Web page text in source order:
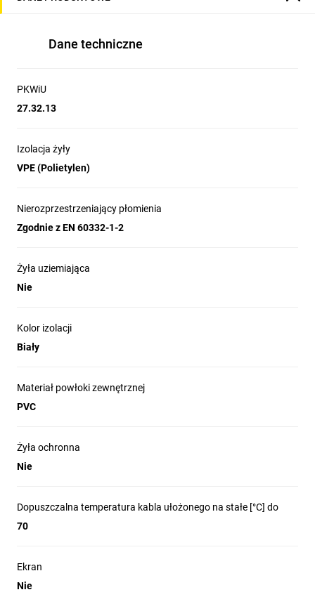
Dane techniczne
PKWiU
27.32.13
Izolacja żyły
VPE (Polietylen)
Nierozprzestrzeniający płomienia
Zgodnie z EN 60332-1-2
Żyła uziemiająca
Nie
Kolor izolacji
Biały
Materiał powłoki zewnętrznej
PVC
Żyła ochronna
Nie
Dopuszczalna temperatura kabla ułożonego na stałe [°C] do
70
Ekran
Nie